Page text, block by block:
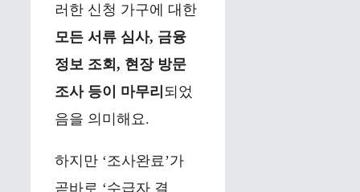
러한 신청 가구에 대한
모든 서류 심사, 금융
정보 조회, 현장 방문
조사 등이 마무리 되었
음을 의미해요.
하지만 ‘조사완료’가
곧바로 ‘수급자 결